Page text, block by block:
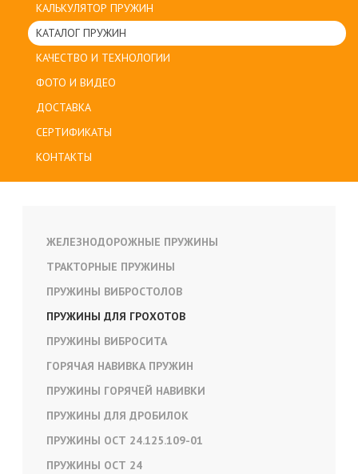
КАЛЬКУЛЯТОР ПРУЖИН
КАТАЛОГ ПРУЖИН
КАЧЕСТВО И ТЕХНОЛОГИИ
ФОТО И ВИДЕО
ДОСТАВКА
СЕРТИФИКАТЫ
КОНТАКТЫ
ЖЕЛЕЗНОДОРОЖНЫЕ ПРУЖИНЫ
ТРАКТОРНЫЕ ПРУЖИНЫ
ПРУЖИНЫ ВИБРОСТОЛОВ
ПРУЖИНЫ ДЛЯ ГРОХОТОВ
ПРУЖИНЫ ВИБРОСИТА
ГОРЯЧАЯ НАВИВКА ПРУЖИН
ПРУЖИНЫ ГОРЯЧЕЙ НАВИВКИ
ПРУЖИНЫ ДЛЯ ДРОБИЛОК
ПРУЖИНЫ ОСТ 24.125.109-01
ПРУЖИНЫ ОСТ 24